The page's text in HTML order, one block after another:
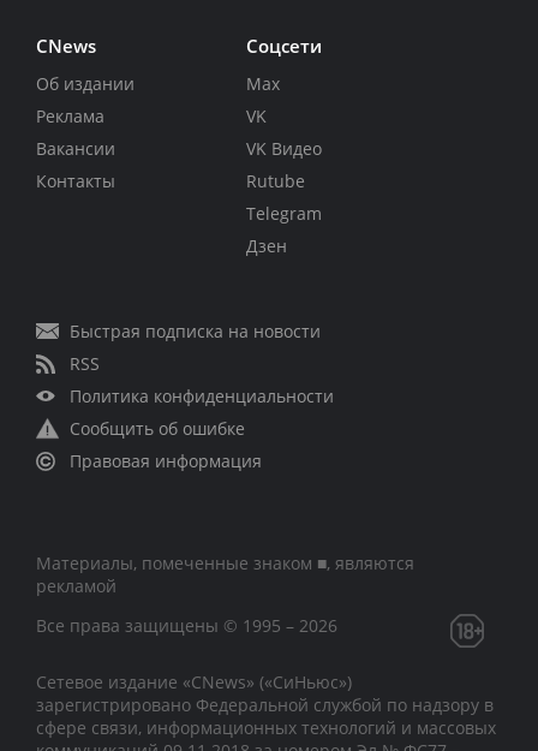
CNews
Об издании
Реклама
Вакансии
Контакты
Соцсети
Max
VK
VK Видео
Rutube
Telegram
Дзен
Быстрая подписка на новости
RSS
Политика конфиденциальности
Сообщить об ошибке
Правовая информация
Материалы, помеченные знаком ■, являются
рекламой
Все права защищены © 1995 – 2026
Сетевое издание «CNews» («СиНьюс»)
зарегистрировано Федеральной службой по надзору в
сфере связи, информационных технологий и массовых